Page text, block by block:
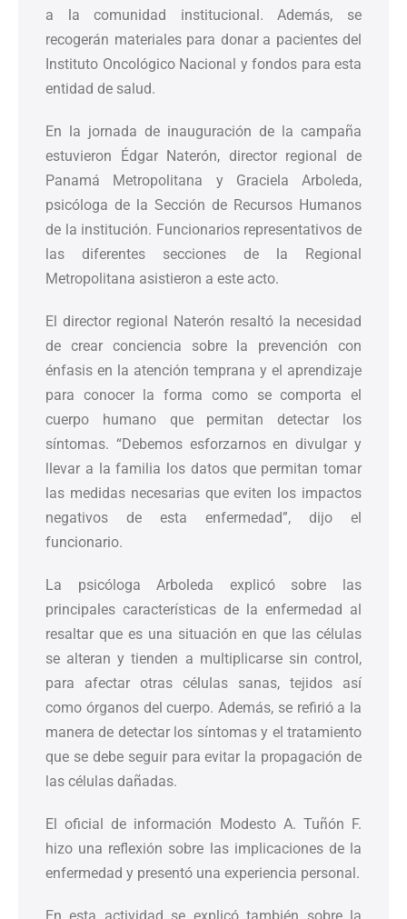
a la comunidad institucional. Además, se
recogerán materiales para donar a pacientes del
Instituto Oncológico Nacional y fondos para esta
entidad de salud.
En la jornada de inauguración de la campaña
estuvieron Édgar Naterón, director regional de
Panamá Metropolitana y Graciela Arboleda,
psicóloga de la Sección de Recursos Humanos
de la institución. Funcionarios representativos de
las diferentes secciones de la Regional
Metropolitana asistieron a este acto.
El director regional Naterón resaltó la necesidad
de crear conciencia sobre la prevención con
énfasis en la atención temprana y el aprendizaje
para conocer la forma como se comporta el
cuerpo humano que permitan detectar los
síntomas. “Debemos esforzarnos en divulgar y
llevar a la familia los datos que permitan tomar
las medidas necesarias que eviten los impactos
negativos de esta enfermedad”, dijo el
funcionario.
La psicóloga Arboleda explicó sobre las
principales características de la enfermedad al
resaltar que es una situación en que las células
se alteran y tienden a multiplicarse sin control,
para afectar otras células sanas, tejidos así
como órganos del cuerpo. Además, se refirió a la
manera de detectar los síntomas y el tratamiento
que se debe seguir para evitar la propagación de
las células dañadas.
El oficial de información Modesto A. Tuñón F.
hizo una reflexión sobre las implicaciones de la
enfermedad y presentó una experiencia personal.